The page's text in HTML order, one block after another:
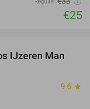
Regulier
€25
29%
IJzeren Man
9.6 star